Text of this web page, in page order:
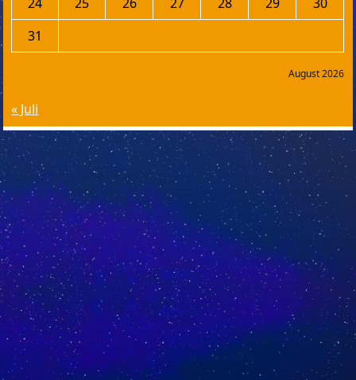
August 2026
24
25 26 27 28 29
30
31
« Juli